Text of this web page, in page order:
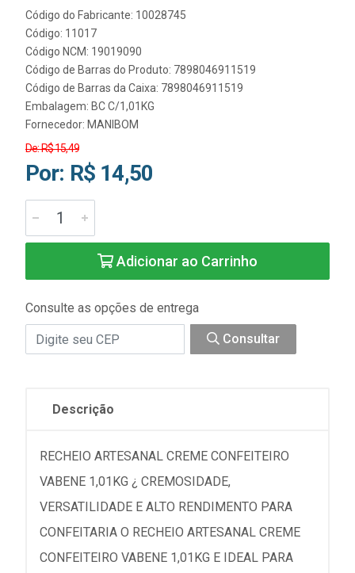
Código do Fabricante: 10028745
Código: 11017
Código NCM: 19019090
Código de Barras do Produto: 7898046911519
Código de Barras da Caixa: 7898046911519
Embalagem: BC C/1,01KG
Fornecedor: MANIBOM
De: R$ 15,49
Por: R$ 14,50
Adicionar ao Carrinho
Consulte as opções de entrega
Consultar
Descrição
RECHEIO ARTESANAL CREME CONFEITEIRO
VABENE 1,01KG ¿ CREMOSIDADE,
VERSATILIDADE E ALTO RENDIMENTO PARA
CONFEITARIA O RECHEIO ARTESANAL CREME
CONFEITEIRO VABENE 1,01KG E IDEAL PARA